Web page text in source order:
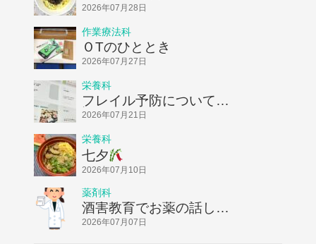
2026年07月28日
作業療法科
ＯTのひととき
2026年07月27日
栄養科
フレイル予防についてお
話ししました！
2026年07月21日
栄養科
七夕
2026年07月10日
薬剤科
酒害教育でお薬の話しを
してきました
2026年07月07日